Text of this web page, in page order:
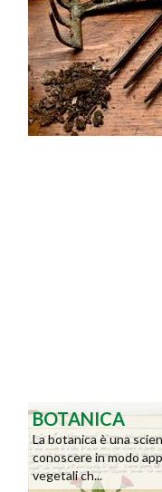
BOTANICA
La botanica è una
conoscere in modo
vegetali ch...